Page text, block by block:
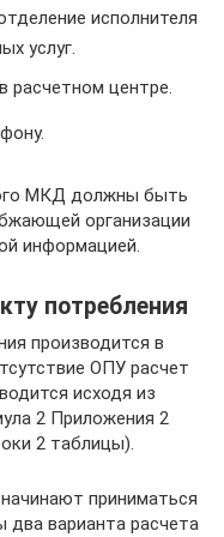
исполнителя
услуг.
расчетном центре.
МКД должны быть
организации
информацией.
потребления
производится в
ОПУ расчет
исходя из
2 Приложения 2
2 таблицы).
приниматься
варианта расчета